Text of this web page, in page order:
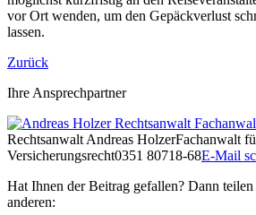
vor Ort wenden, um den Gepäckverlust
lassen.
Zurück
Ihre Ansprechpartner
Rechtsanwalt Andreas HolzerFachanwalt
Versicherungsrecht0351 80718-68E-Mail
Hat Ihnen der Beitrag gefallen? Dann
anderen: